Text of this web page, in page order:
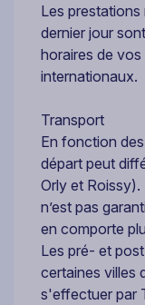
Les prestations
dernier jour
horaires de
internationaux.
Transport
En fonction
départ peut
Orly et Roissy).
n’est pas
en comporte
Les pré- et
certaines villes
s'effectuer par